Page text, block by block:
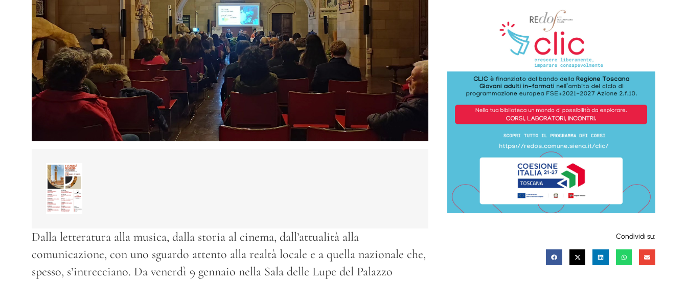
Dalla letteratura alla musica, dalla storia al cinema, dall’attualità alla
comunicazione, con uno sguardo attento alla realtà locale e a quella nazionale che,
spesso, s’intrecciano. Da venerdì 9 gennaio nella Sala delle Lupe del Palazzo
Condividi su: